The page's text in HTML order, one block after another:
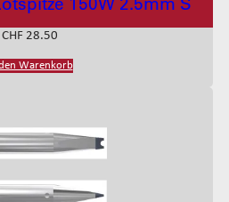
CHF28.50
Warenkorb